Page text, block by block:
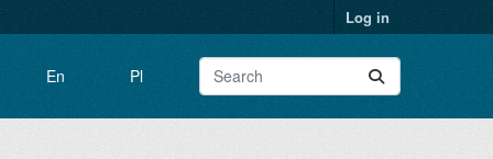
Log in
En Pl